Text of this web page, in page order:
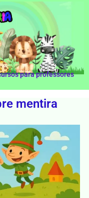
para professores
mentira